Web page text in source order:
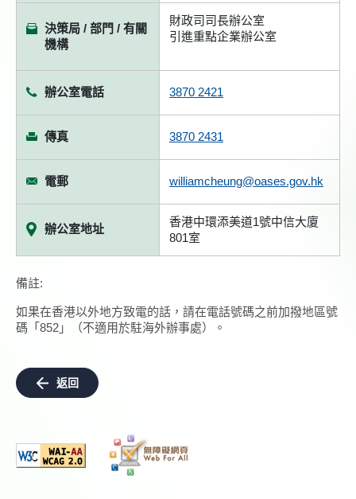
決策局 / 部門 / 有關
機構
財政司司長辦公室
引進重點企業辦公室
辦公室電話 3870 2421
傳真 3870 2431
電郵 williamcheung@oases.gov.hk
辦公室地址
香港中環添美道1號中信大廈
801室
備註:
如果在香港以外地方致電的話，請在電話號碼之前加撥地區號
碼「852」（不適用於駐海外辦事處）。
返回